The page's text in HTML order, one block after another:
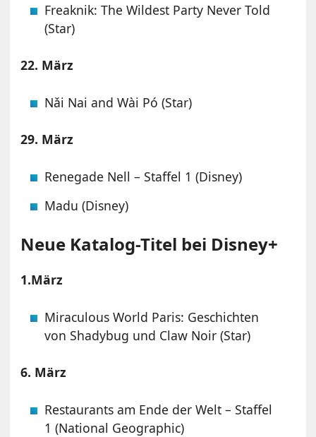
Freaknik: The Wildest Party Never Told
(Star)
22. März
Nǎi Nai and Wài Pó (Star)
29. März
Renegade Nell – Staffel 1 (Disney)
Madu (Disney)
Neue Katalog-Titel bei Disney+
1.März
Miraculous World Paris: Geschichten
von Shadybug und Claw Noir (Star)
6. März
Restaurants am Ende der Welt – Staffel
1 (National Geographic)